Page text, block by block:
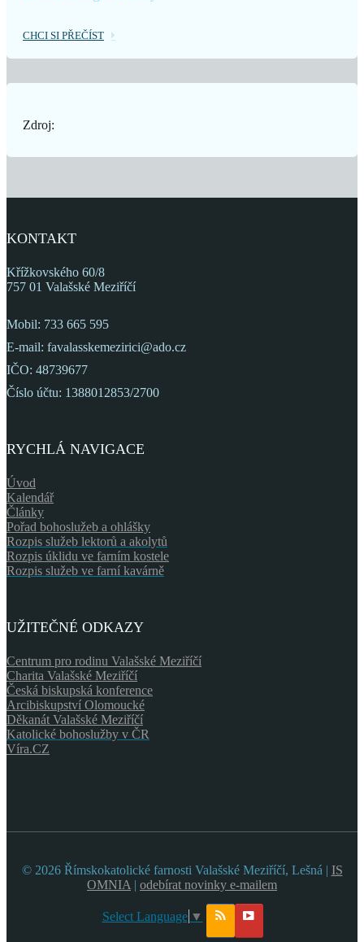
CHCI SI PŘEČÍST
Zdroj:
KONTAKT
Křížkovského 60/8
757 01 Valašské Meziříčí
Mobil: 733 665 595
E-mail: favalasskemezirici@ado.cz
IČO: 48739677
Číslo účtu: 1388012853/2700
RYCHLÁ NAVIGACE
Úvod
Kalendář
Články
Pořad bohoslužeb a ohlášky
Rozpis služeb lektorů a akolytů
Rozpis úklidu ve farním kostele
Rozpis služeb ve farní kavárně
UŽITEČNÉ ODKAZY
Centrum pro rodinu Valašské Meziříčí
Charita Valašské Meziříčí
Česká biskupská konference
Arcibiskupství Olomoucké
Děkanát Valašské Meziříčí
Katolické bohoslužby v ČR
Víra.CZ
© 2026 Římskokatolické farnosti Valašské Meziříčí, Lešná | IS
OMNIA | odebírat novinky e-mailem
Select Language ▼